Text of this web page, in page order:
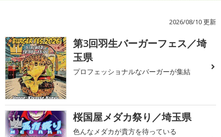
2026/08/10 更新
1
第3回羽生バーガーフェス／埼
玉県
プロフェッショナルなバーガーが集結
2 桜国屋メダカ祭り／埼玉県
色んなメダカが貴方を待っている